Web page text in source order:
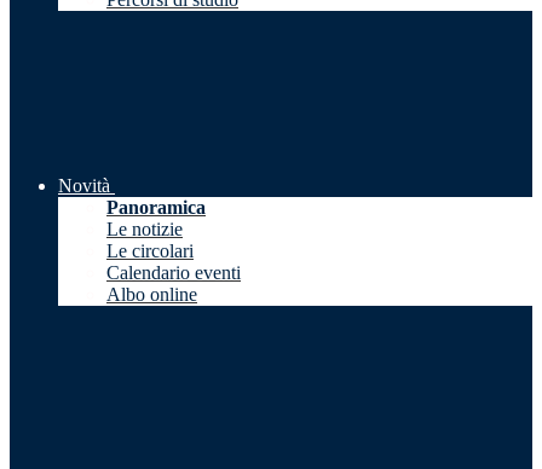
Novità
Panoramica
Le notizie
Le circolari
Calendario eventi
Albo online